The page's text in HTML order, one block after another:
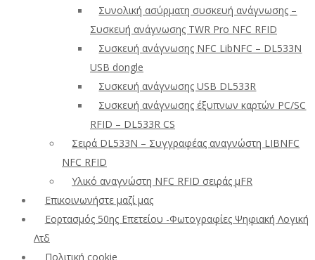
Συνολική ασύρματη συσκευή ανάγνωσης –
Συσκευή ανάγνωσης TWR Pro NFC RFID
Συσκευή ανάγνωσης NFC LibNFC – DL533N
USB dongle
Συσκευή ανάγνωσης USB DL533R
Συσκευή ανάγνωσης έξυπνων καρτών PC/SC
RFID – DL533R CS
Σειρά DL533N – Συγγραφέας αναγνώστη LIBNFC
NFC RFID
Υλικό αναγνώστη NFC RFID σειράς μFR
Επικοινωνήστε μαζί μας
Εορτασμός 50ης Επετείου -Φωτογραφίες Ψηφιακή Λογική
Λτδ
Πολιτική cookie